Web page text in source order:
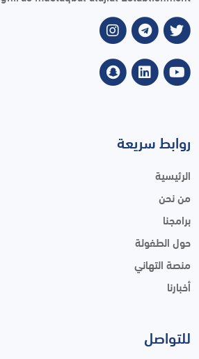
روابط سريعة
الرئيسية
من نحن
برامجنا
حول الطفولة
منصة التهاني
أخبارنا
للتواصل